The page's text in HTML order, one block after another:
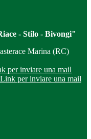
- Stilo - Bivongi"
Marina (RC)
per inviare una mail
Link per inviare una mail